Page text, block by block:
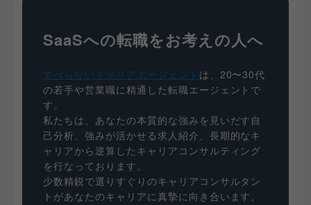
SaaSへの転職をお考えの人へ
すべらないキャリアエージェント は、20〜30代
の若手や営業職に精通した転職エージェントで
す。
私たちは、あなたの本質的な強みを見いだす自
己分析、強みが活かせる求人紹介、長期的なキ
ャリアから逆算したキャリアコンサルティング
を行なっております。
少数精鋭で選りすぐりのキャリアコンサルタン
トがあなたのキャリアに真摯に向き合います。